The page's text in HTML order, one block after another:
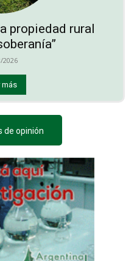
propiedad rural
2026
más
de opinión